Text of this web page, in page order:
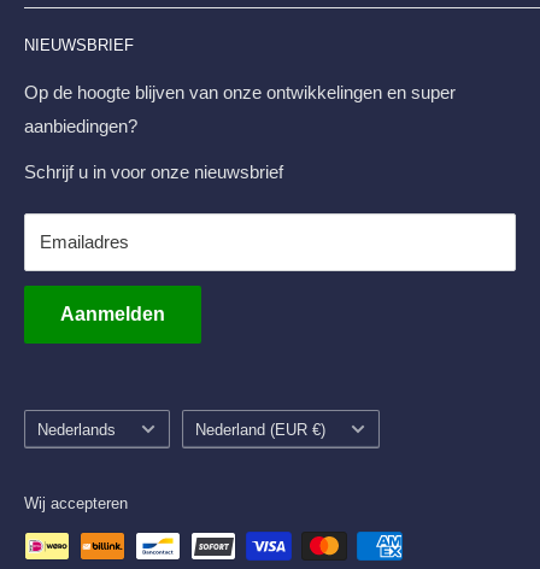
Stoepborden
Contactpagina en klantenservice
FAQ
Retourneren & Transportschade
Levertijd en Verzendkosten
Privacybeleid
Terugbetalingsbeleid
Blog
+31 513 - 794 595
Btw-nr. NL812547317B01
NIEUWSBRIEF
Op de hoogte blijven van onze ontwikkelingen en super
aanbiedingen?
Schrijf u in voor onze nieuwsbrief
Emailadres
Aanmelden
TaalNederlands Land/regio
Nederland (EUR €)
Wij accepteren